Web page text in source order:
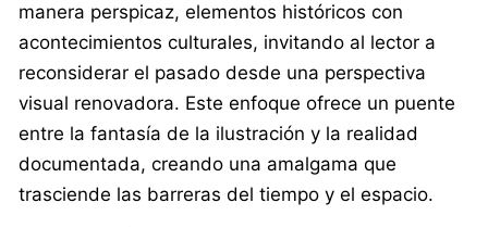
manera perspicaz, elementos históricos con
acontecimientos culturales, invitando al lector a
reconsiderar el pasado desde una perspectiva
visual renovadora. Este enfoque ofrece un puente
entre la fantasía de la ilustración y la realidad
documentada, creando una amalgama que
trasciende las barreras del tiempo y el espacio.